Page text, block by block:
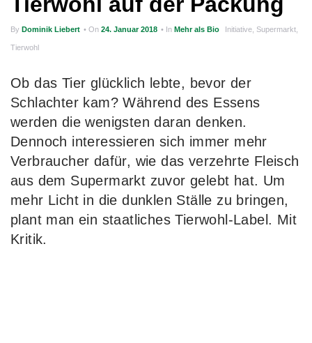
By Dominik Liebert • On 24. Januar 2018 • In Mehr als Bio Initiative Supermarkt
Tierwohl
Ob das Tier glücklich lebte, bevor der
Schlachter kam? Während des Essens
werden die wenigsten daran denken.
Dennoch interessieren sich immer mehr
Verbraucher dafür, wie das verzehrte Fleisch
aus dem Supermarkt zuvor gelebt hat. Um
mehr Licht in die dunklen Ställe zu bringen,
plant man ein staatliches Tierwohl-Label. Mit
Kritik.